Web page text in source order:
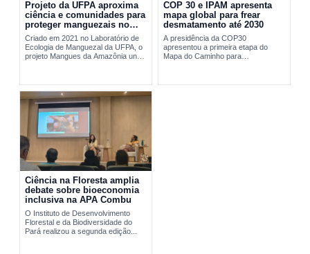
Projeto da UFPA aproxima
ciência e comunidades para
proteger manguezais no
Pará
Criado em 2021 no Laboratório de
Ecologia de Manguezal da UFPA, o
projeto Mangues da Amazônia une
COP 30 e IPAM apresenta
mapa global para frear
desmatamento até 2030
A presidência da COP30
apresentou a primeira etapa do
Mapa do Caminho para
Ciência na Floresta amplia
debate sobre bioeconomia
inclusiva na APA Combu
O Instituto de Desenvolvimento
Florestal e da Biodiversidade do
Pará realizou a segunda edição...